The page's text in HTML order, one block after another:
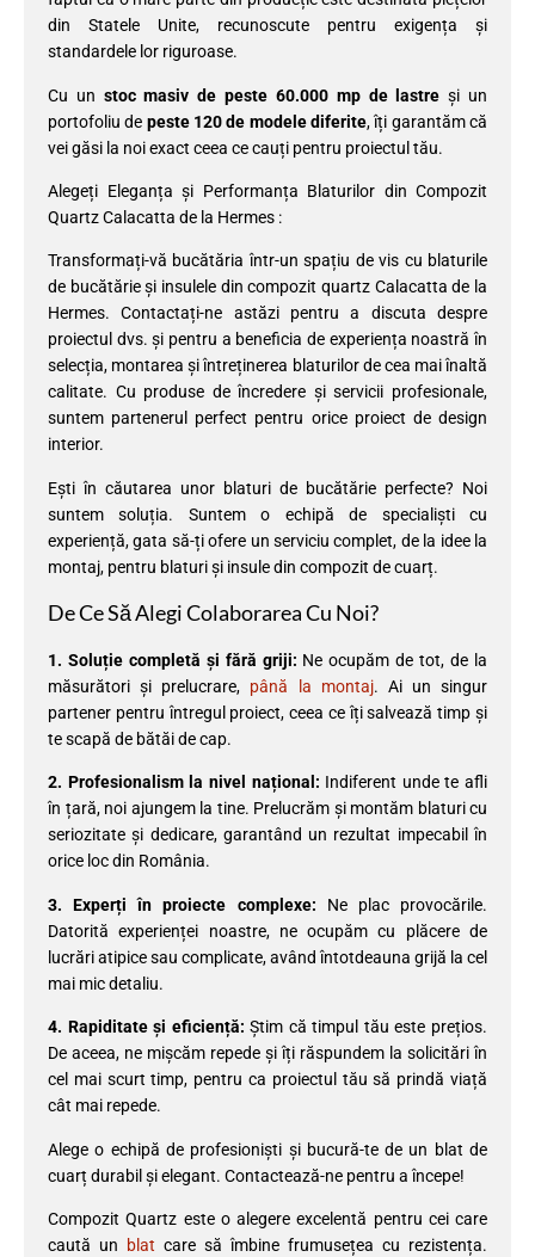
din Statele Unite, recunoscute pentru exigența și
standardele lor riguroase.
Cu un stoc masiv de peste 60.000 mp de lastre și un
portofoliu de peste 120 de modele diferite, îți garantăm că
vei găsi la noi exact ceea ce cauți pentru proiectul tău.
Alegeți Eleganța și Performanța Blaturilor din Compozit
Quartz Calacatta de la Hermes :
Transformați-vă bucătăria într-un spațiu de vis cu blaturile
de bucătărie și insulele din compozit quartz Calacatta de la
Hermes. Contactați-ne astăzi pentru a discuta despre
proiectul dvs. și pentru a beneficia de experiența noastră în
selecția, montarea și întreținerea blaturilor de cea mai înaltă
calitate. Cu produse de încredere și servicii profesionale,
suntem partenerul perfect pentru orice proiect de design
interior.
Ești în căutarea unor blaturi de bucătărie perfecte? Noi
suntem soluția. Suntem o echipă de specialiști cu
experiență, gata să-ți ofere un serviciu complet, de la idee la
montaj, pentru blaturi și insule din compozit de cuarț.
De Ce Să Alegi Colaborarea Cu Noi?
1. Soluție completă și fără griji: Ne ocupăm de tot, de la
măsurători și prelucrare, până la montaj. Ai un singur
partener pentru întregul proiect, ceea ce îți salvează timp și
te scapă de bătăi de cap.
2. Profesionalism la nivel național: Indiferent unde te afli
în țară, noi ajungem la tine. Prelucrăm și montăm blaturi cu
seriozitate și dedicare, garantând un rezultat impecabil în
orice loc din România.
3. Experți în proiecte complexe: Ne plac provocările.
Datorită experienței noastre, ne ocupăm cu plăcere de
lucrări atipice sau complicate, având întotdeauna grijă la cel
mai mic detaliu.
4. Rapiditate și eficiență: Știm că timpul tău este prețios.
De aceea, ne mișcăm repede și îți răspundem la solicitări în
cel mai scurt timp, pentru ca proiectul tău să prindă viață
cât mai repede.
Alege o echipă de profesioniști și bucură-te de un blat de
cuarț durabil și elegant. Contactează-ne pentru a începe!
Compozit Quartz este o alegere excelentă pentru cei care
caută un
blat care să îmbine frumusețea cu rezistența.